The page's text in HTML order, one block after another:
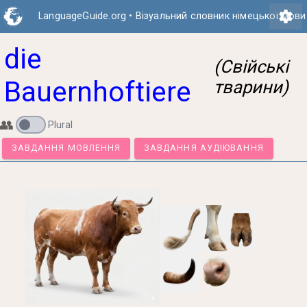
LanguageGuide.org • Візуальний словник німецької мови
settings
die
Bauernhoftiere
(Свійські
тварини)
👥 Plural